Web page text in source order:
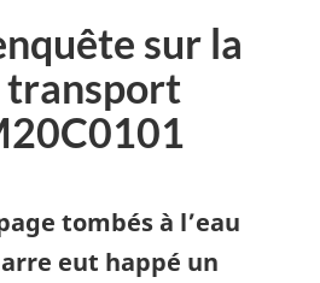
sur la
transport
tombés à l’eau
eut happé un